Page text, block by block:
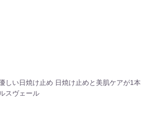
しい日焼け止め 日焼け止めと美肌ケアが1本
スヴェール